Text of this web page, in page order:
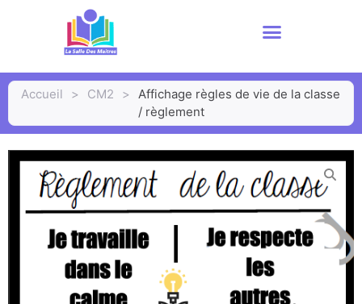
Accueil > CM2 >
Affichage règles de vie de la classe
/ règlement